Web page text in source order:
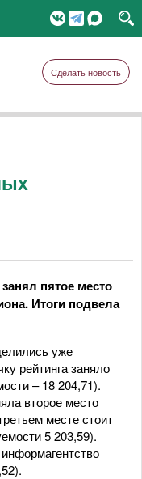
Сделать новость
занял пятое место
Итоги подвела
уже
рейтинга заняло
– 18 204,71).
второе место
месте стоит
5 203,59).